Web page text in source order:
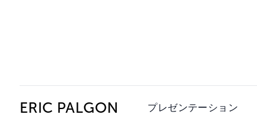
ERIC PALGON プレゼンテーション